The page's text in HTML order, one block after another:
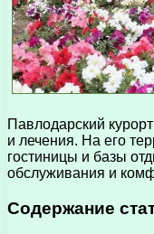
Павлодарский
и лечения. На его
гостиницы и базы
обслуживания и
Содержание